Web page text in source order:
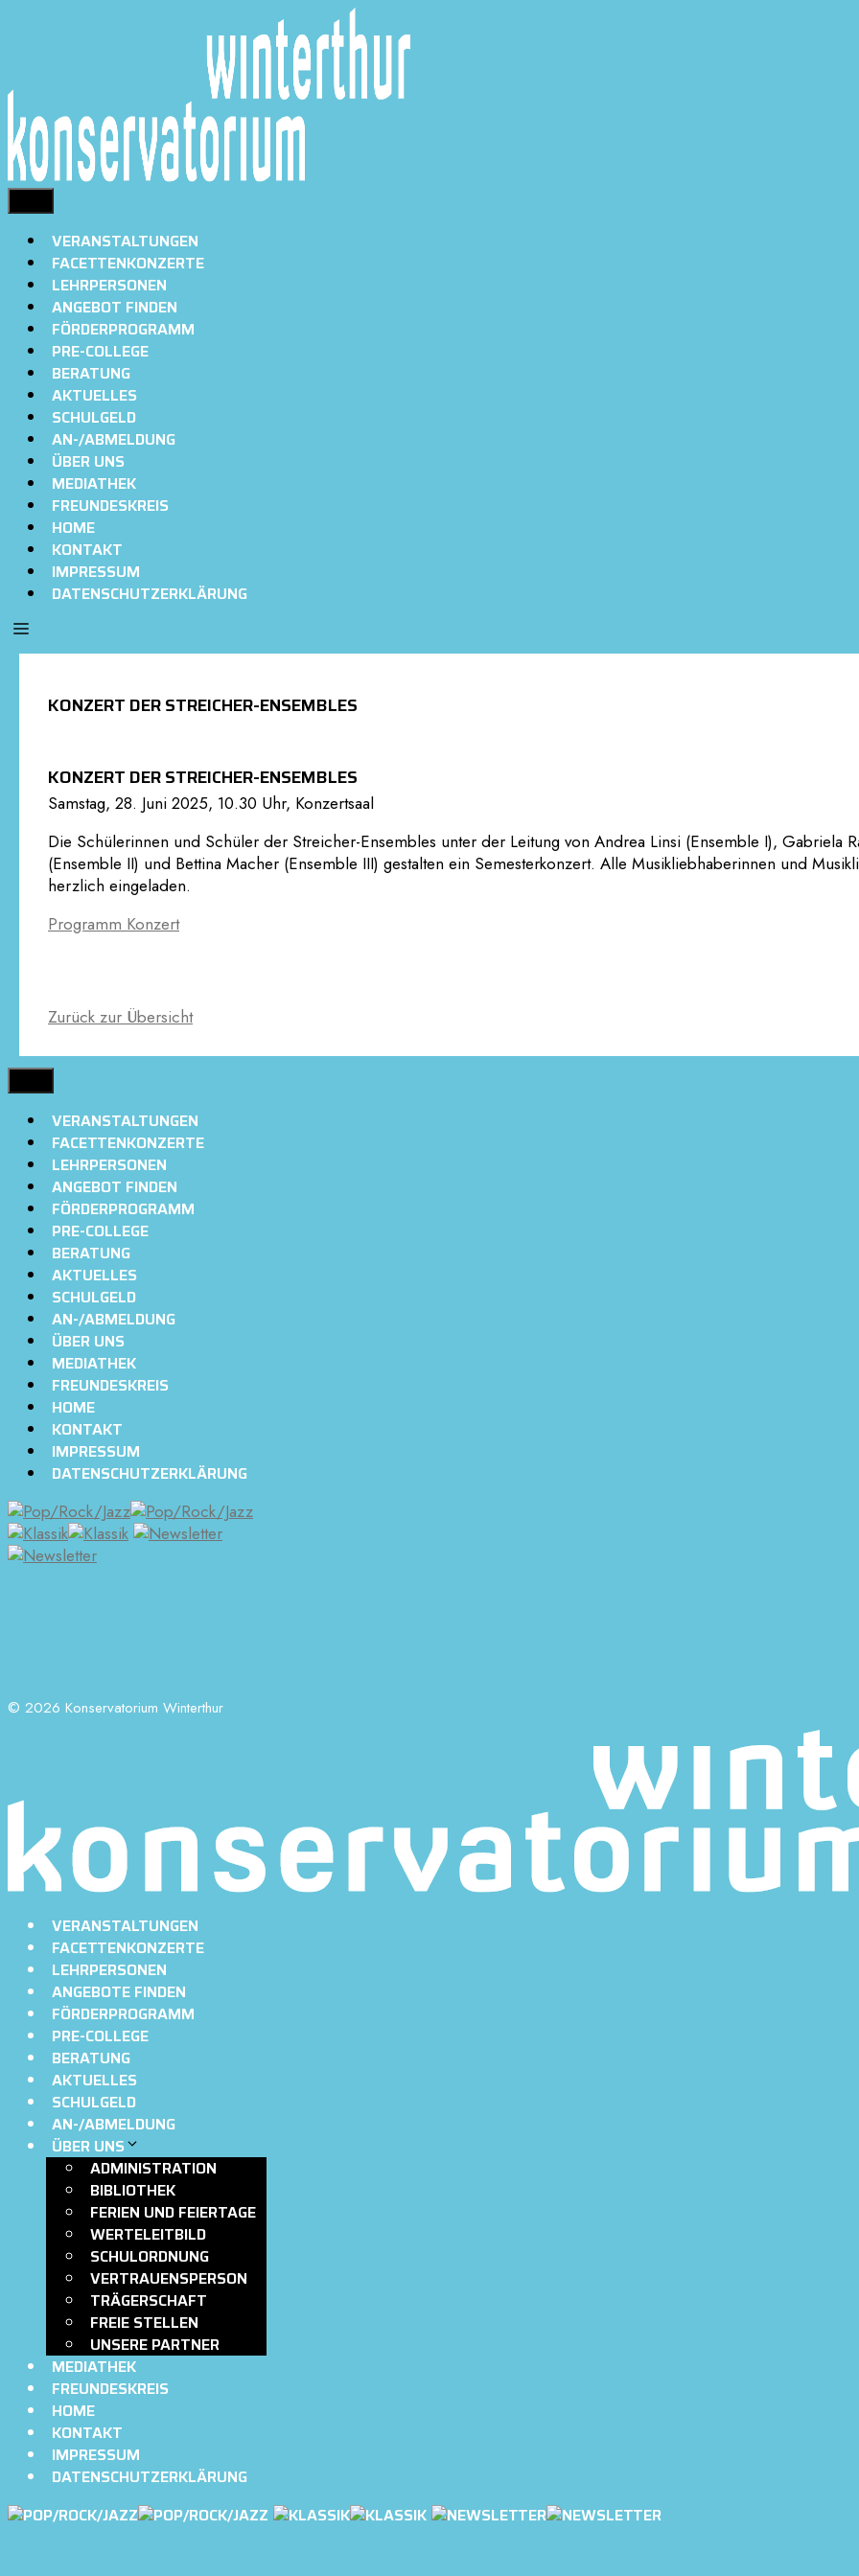
VERANSTALTUNGEN
FACETTENKONZERTE
LEHRPERSONEN
ANGEBOT FINDEN
FÖRDERPROGRAMM
PRE-COLLEGE
BERATUNG
AKTUELLES
SCHULGELD
AN-/ABMELDUNG
ÜBER UNS
MEDIATHEK
FREUNDESKREIS
HOME
KONTAKT
IMPRESSUM
DATENSCHUTZERKLÄRUNG
KONZERT DER STREICHER-ENSEMBLES
KONZERT DER STREICHER-ENSEMBLES
Samstag, 28. Juni 2025, 10.30 Uhr, Konzertsaal
Die Schülerinnen und Schüler der Streicher-Ensembles unter der Leitung von Andrea Linsi (Ensemble I), Gabriela
(Ensemble II) und Bettina Macher (Ensemble III) gestalten ein Semesterkonzert. Alle Musikliebhaberinnen und
herzlich eingeladen.
Programm Konzert
Zurück zur Übersicht
VERANSTALTUNGEN
FACETTENKONZERTE
LEHRPERSONEN
ANGEBOT FINDEN
FÖRDERPROGRAMM
PRE-COLLEGE
BERATUNG
AKTUELLES
SCHULGELD
AN-/ABMELDUNG
ÜBER UNS
MEDIATHEK
FREUNDESKREIS
HOME
KONTAKT
IMPRESSUM
DATENSCHUTZERKLÄRUNG
© 2026 Konservatorium Winterthur
VERANSTALTUNGEN
FACETTENKONZERTE
LEHRPERSONEN
ANGEBOTE FINDEN
FÖRDERPROGRAMM
PRE-COLLEGE
BERATUNG
AKTUELLES
SCHULGELD
AN-/ABMELDUNG
ÜBER UNS
ADMINISTRATION
BIBLIOTHEK
FERIEN UND FEIERTAGE
WERTELEITBILD
SCHULORDNUNG
VERTRAUENSPERSON
TRÄGERSCHAFT
FREIE STELLEN
UNSERE PARTNER
MEDIATHEK
FREUNDESKREIS
HOME
KONTAKT
IMPRESSUM
DATENSCHUTZERKLÄRUNG